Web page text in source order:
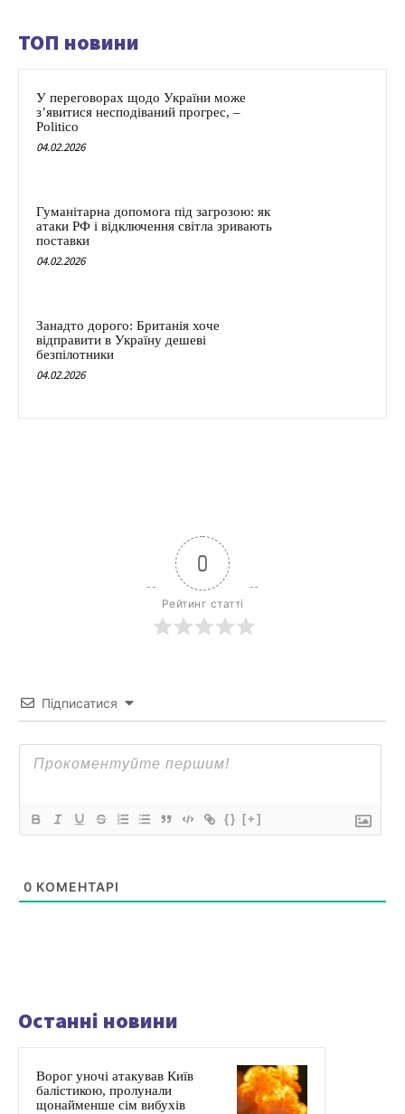
ТОП новини
У переговорах щодо України може
з’явитися несподіваний прогрес, –
Politico
04.02.2026
Гуманітарна допомога під загрозою: як
атаки РФ і відключення світла зривають
поставки
04.02.2026
Занадто дорого: Британія хоче
відправити в Україну дешеві
безпілотники
04.02.2026
0
Рейтинг статті
Підписатися
{} [+]
0 КОМЕНТАРІ
Останні новини
Ворог уночі атакував Київ
балістикою, пролунали
щонайменше сім вибухів